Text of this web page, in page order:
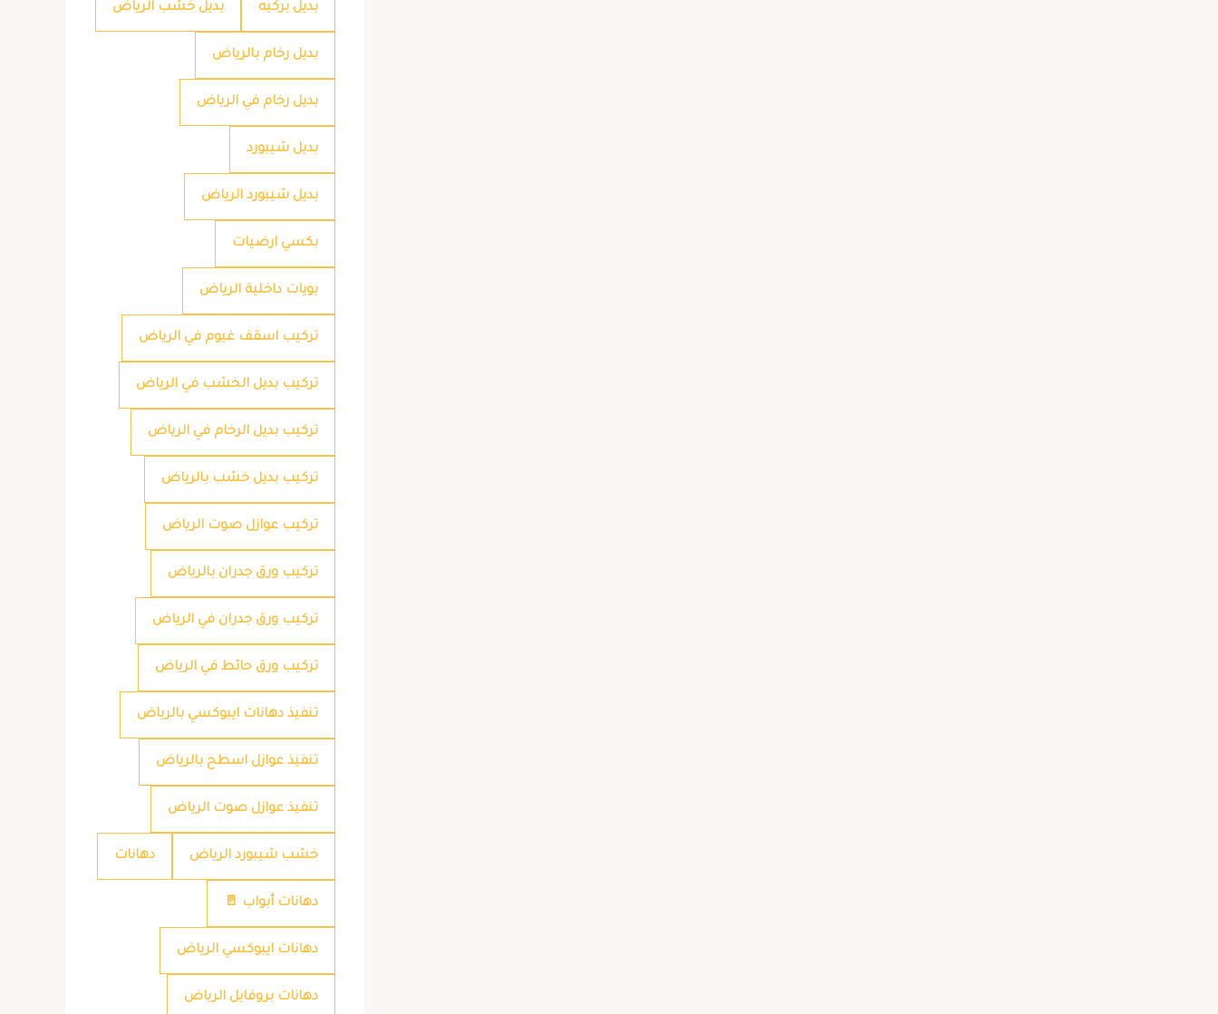
بديل بركيه بديل خشب الرياض
بديل رخام بالرياض
بديل رخام في الرياض
بديل شيبورد
بديل شيبورد الرياض
بكسي ارضيات
بويات داخلية الرياض
تركيب اسقف غيوم في الرياض
تركيب بديل الخشب في الرياض
تركيب بديل الرخام في الرياض
تركيب بديل خشب بالرياض
تركيب عوازل صوت الرياض
تركيب ورق جدران بالرياض
تركيب ورق جدران في الرياض
تركيب ورق حائط في الرياض
تنفيذ دهانات ايبوكسي بالرياض
تنفيذ عوازل اسطح بالرياض
تنفيذ عوازل صوت الرياض
خشب شيبورد الرياض دهانات
دهانات أبواب 🚪
دهانات ايبوكسي الرياض
دهانات بروفايل الرياض